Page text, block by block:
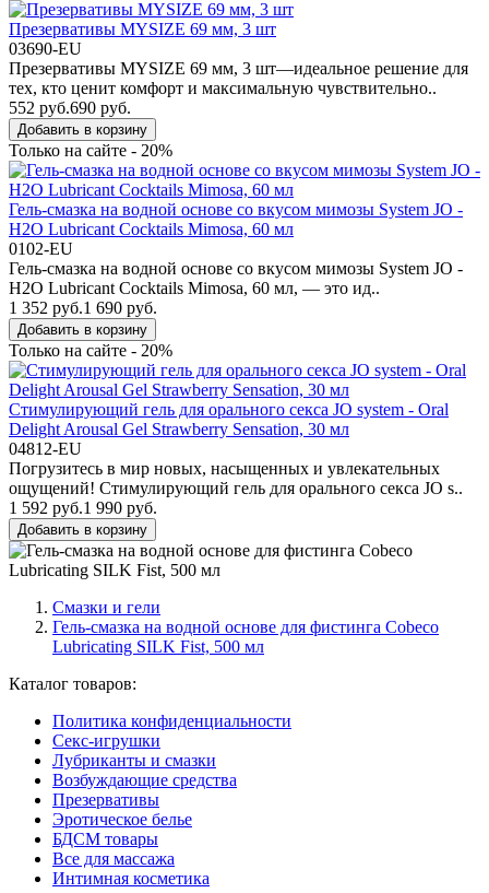
Презервативы MYSIZE 69 мм, 3 шт
03690-EU
Презервативы MYSIZE 69 мм, 3 шт—идеальное решение для
тех, кто ценит комфорт и максимальную чувствительно..
552 руб.690 руб.
Добавить в корзину
Только на сайте - 20%
Гель-смазка на водной основе со вкусом мимозы System JO -
H2O Lubricant Cocktails Mimosa, 60 мл
0102-EU
Гель-смазка на водной основе со вкусом мимозы System JO -
H2O Lubricant Cocktails Mimosa, 60 мл, — это ид..
1 352 руб.1 690 руб.
Добавить в корзину
Только на сайте - 20%
Стимулирующий гель для орального секса JO system - Oral
Delight Arousal Gel Strawberry Sensation, 30 мл
04812-EU
Погрузитесь в мир новых, насыщенных и увлекательных
ощущений! Стимулирующий гель для орального секса JO s..
1 592 руб.1 990 руб.
Добавить в корзину
Смазки и гели
Гель-смазка на водной основе для фистинга Cobeco
Lubricating SILK Fist, 500 мл
Каталог товаров:
Политика конфиденциальности
Секс-игрушки
Лубриканты и смазки
Возбуждающие средства
Презервативы
Эротическое белье
БДСМ товары
Все для массажа
Интимная косметика